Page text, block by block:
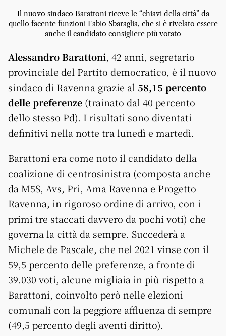
Il nuovo sindaco Barattoni riceve le “chiavi della città” da
quello facente funzioni Fabio Sbaraglia, che si è rivelato essere
anche il candidato consigliere più votato
Alessandro Barattoni, 42 anni, segretario
provinciale del Partito democratico, è il nuovo
sindaco di Ravenna grazie al 58,15 percento
delle preferenze (trainato dal 40 percento
dello stesso Pd). I risultati sono diventati
definitivi nella notte tra lunedì e martedì.
Barattoni era come noto il candidato della
coalizione di centrosinistra (composta anche
da M5S, Avs, Pri, Ama Ravenna e Progetto
Ravenna, in rigoroso ordine di arrivo, con i
primi tre staccati davvero da pochi voti) che
governa la città da sempre. Succederà a
Michele de Pascale, che nel 2021 vinse con il
59,5 percento delle preferenze, a fronte di
39.030 voti, alcune migliaia in più rispetto a
Barattoni, coinvolto però nelle elezioni
comunali con la peggiore affluenza di sempre
(49,5 percento degli aventi diritto).